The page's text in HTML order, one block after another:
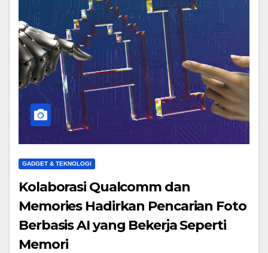
GADGET & TEKNOLOGI
Kolaborasi Qualcomm dan
Memories Hadirkan Pencarian Foto
Berbasis AI yang Bekerja Seperti
Memori